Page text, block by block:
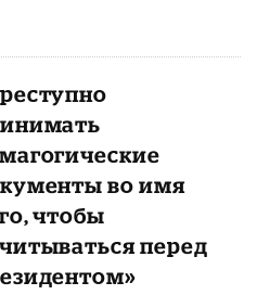
во имя
чтобы
перед